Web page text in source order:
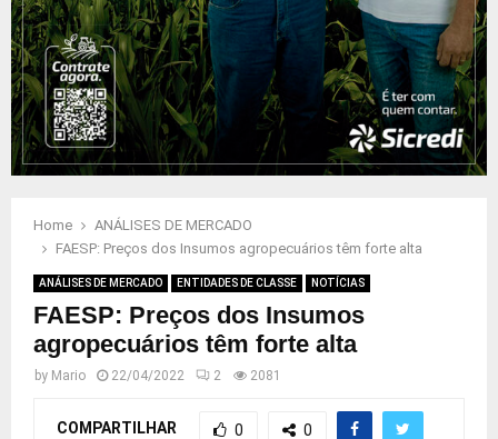
Home
ANÁLISES DE MERCADO
FAESP: Preços dos Insumos agropecuários têm forte alta
ANÁLISES DE MERCADO ENTIDADES DE CLASSE NOTÍCIAS
FAESP: Preços dos Insumos
agropecuários têm forte alta
by Mario 22/04/2022 2 2081
COMPARTILHAR 0 0